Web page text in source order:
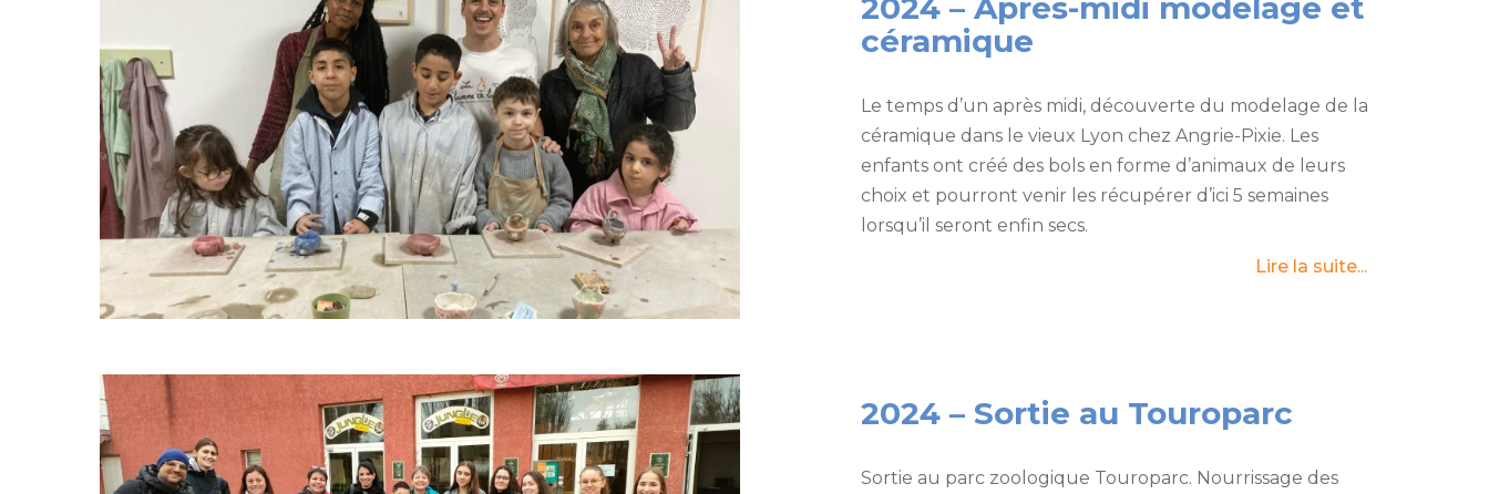
2024 – Après-midi modelage et
céramique
Le temps d’un après midi, découverte du modelage de la
céramique dans le vieux Lyon chez Angrie-Pixie. Les
enfants ont créé des bols en forme d’animaux de leurs
choix et pourront venir les récupérer d’ici 5 semaines
lorsqu’il seront enfin secs.
Lire la suite...
2024 – Sortie au Touroparc
Sortie au parc zoologique Touroparc. Nourrissage des